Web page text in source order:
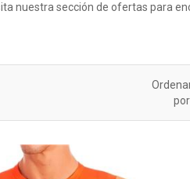
nuestra sección de ofertas para